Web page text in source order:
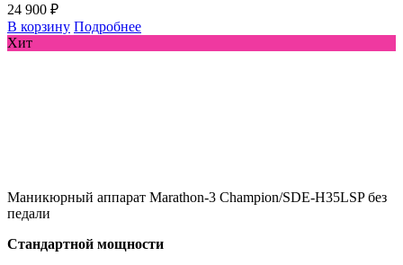
24 900 ₽
В корзину Подробнее
Хит
Маникюрный аппарат Marathon-3 Champion/SDE-H35LSP без
педали
Стандартной мощности